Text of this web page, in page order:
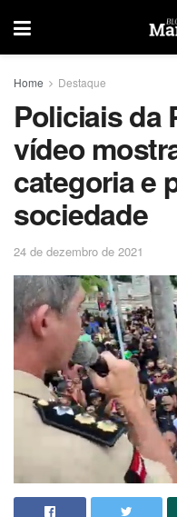
Home Destaque
Policiais da
vídeo
categoria e
sociedade
24 de dezembro de 2021